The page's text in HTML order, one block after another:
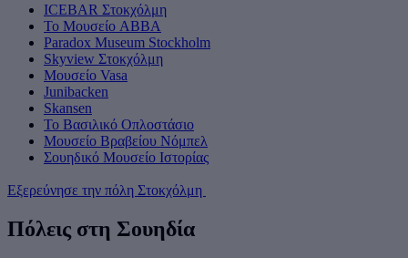
ICEBAR Στοκχόλμη
Το Μουσείο ABBA
Paradox Museum Stockholm
Skyview Στοκχόλμη
Μουσείο Vasa
Junibacken
Skansen
Το Βασιλικό Οπλοστάσιο
Μουσείο Βραβείου Νόμπελ
Σουηδικό Μουσείο Ιστορίας
Εξερεύνησε την πόλη Στοκχόλμη
Πόλεις στη Σουηδία